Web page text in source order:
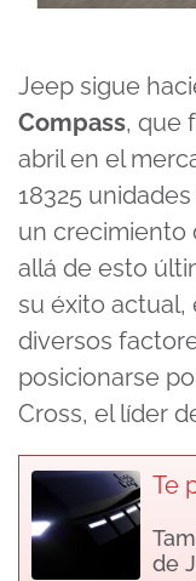
Jeep sigue
Compass, que
abril en el
18325
un crecimiento
allá de esto
su éxito actual,
diversos
posicionarse
Cross, el líder
Te
de